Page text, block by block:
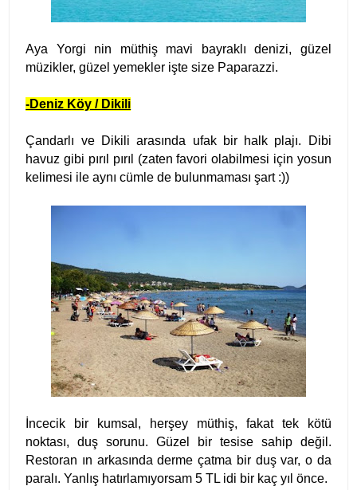
Aya Yorgi nin müthiş mavi bayraklı denizi, güzel
müzikler, güzel yemekler işte size Paparazzi.
-Deniz Köy / Dikili
Çandarlı ve Dikili arasında ufak bir halk plajı. Dibi
havuz gibi pırıl pırıl (zaten favori olabilmesi için yosun
kelimesi ile aynı cümle de bulunmaması şart :))
İncecik bir kumsal, herşey müthiş, fakat tek kötü
noktası, duş sorunu. Güzel bir tesise sahip değil.
Restoran ın arkasında derme çatma bir duş var, o da
paralı. Yanlış hatırlamıyorsam 5 TL idi bir kaç yıl önce.